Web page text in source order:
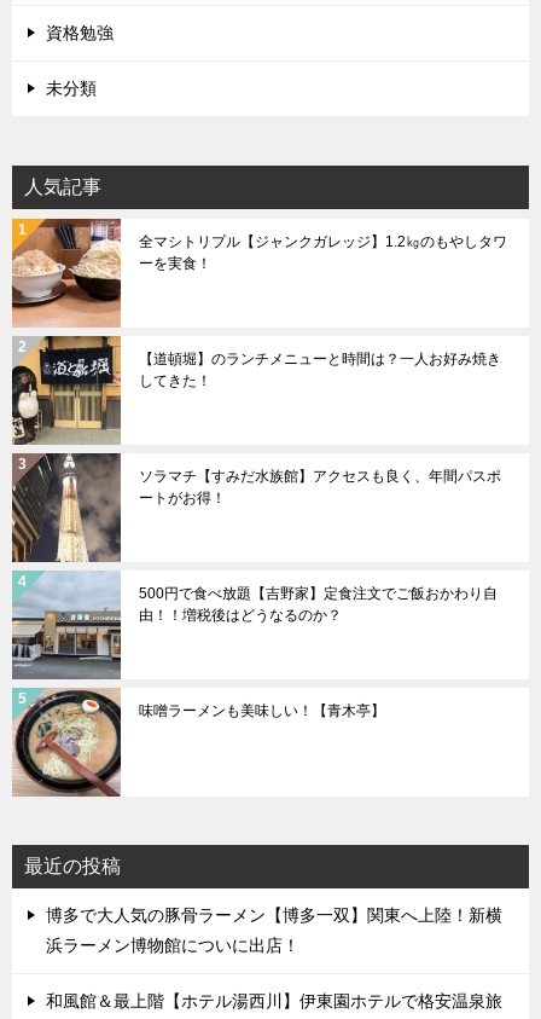
資格勉強
未分類
人気記事
全マシトリプル【ジャンクガレッジ】1.2㎏のもやしタワ
ーを実食！
【道頓堀】のランチメニューと時間は？一人お好み焼き
してきた！
ソラマチ【すみだ水族館】アクセスも良く、年間パスポ
ートがお得！
500円で食べ放題【吉野家】定食注文でご飯おかわり自
由！！増税後はどうなるのか？
味噌ラーメンも美味しい！【青木亭】
最近の投稿
博多で大人気の豚骨ラーメン【博多一双】関東へ上陸！新横
浜ラーメン博物館についに出店！
和風館＆最上階【ホテル湯西川】伊東園ホテルで格安温泉旅